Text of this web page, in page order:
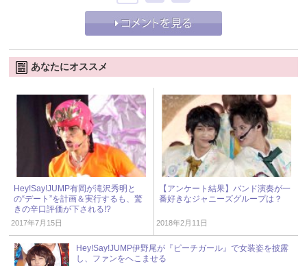
あなたにオススメ
Hey!Say!JUMP有岡が滝沢秀明と
の“デート”を計画＆実行するも、驚
きの辛口評価が下される!?
2017年7月15日
【アンケート結果】バンド演奏が一
番好きなジャニーズグループは？
2018年2月11日
Hey!Say!JUMP伊野尾が『ピーチガール』で女装姿を披露
し、ファンをへこませる